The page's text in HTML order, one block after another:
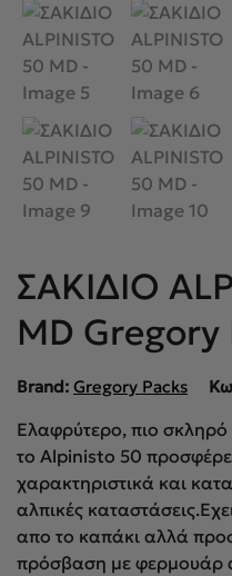
ΣΑΚΙΔΙΟ
MD Gregory
Brand: Gregory Packs
Ελαφρύτερο, πιο σκληρό
το Alpinisto 50
χαρακτηριστικά και
αλπικές
απο το καπάκι αλλά
πρόσβαση με φερμουάρ